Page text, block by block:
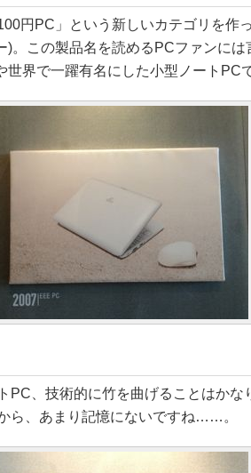
円PC」という新しいカテゴリを作
)。この製品名を読めるPCファンに
界で一躍有名にした小型ノートPC
、技術的に竹を曲げることはかな
ら、あまり記憶にないですね……。